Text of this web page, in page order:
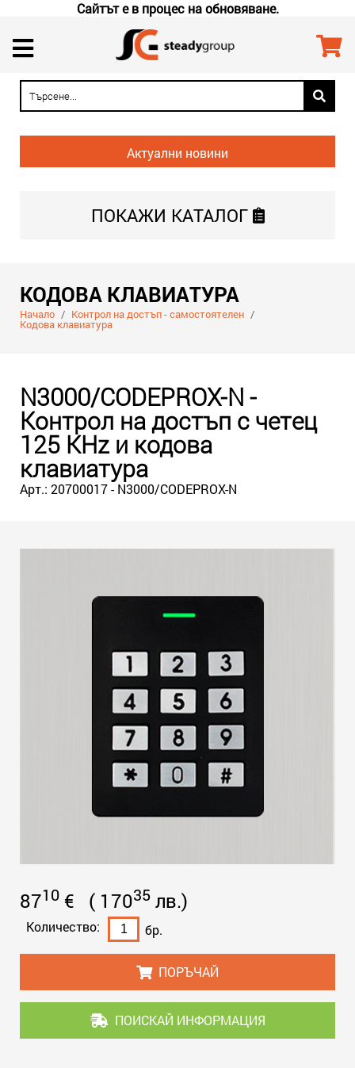
Сайтът е в процес на обновяване.
Актуални новини
ПОКАЖИ КАТАЛОГ
КОДОВА КЛАВИАТУРА
Начало / Контрол на достъп - самостоятелен /
Кодова клавиатура
N3000/CODEPROX-N -
Контрол на достъп с четец
125 KHz и кодова
клавиатура
Арт.: 20700017 - N3000/CODEPROX-N
8710 € ( 17035 лв.)
Количество: бр.
ПОРЪЧАЙ
ПОИСКАЙ ИНФОРМАЦИЯ